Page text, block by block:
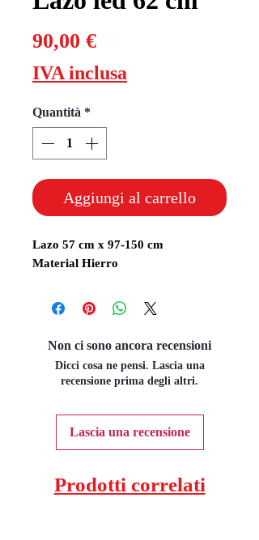
90,00 €Prezzo
IVA inclusa
Quantità *
Aggiungi al carrello
Lazo 57 cm x 97-150 cm
Material Hierro
Non ci sono ancora recensioni
Dicci cosa ne pensi. Lascia una
recensione prima degli altri.
Lascia una recensione
Prodotti correlati